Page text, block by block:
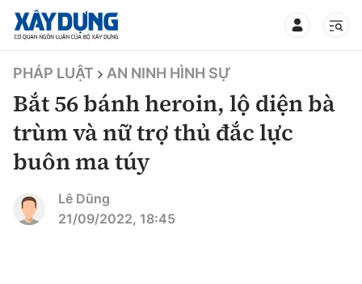
TIN BỘ XÂY DỰNG
CHUYÊN MỤC
Mới nhất
PHÁP LUẬT AN NINH HÌNH SỰ
Bắt 56 bánh heroin, lộ diện bà
trùm và nữ trợ thủ đắc lực
buôn ma túy
Lê Dũng
21/09/2022, 18:45